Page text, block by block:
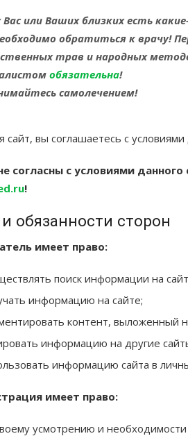
Вас или Ваших близких есть
обратиться к врачу!
трав и народных
обязательна!
самолечением!
сайт, вы соглашаетесь с
согласны с условиями
!
обязанности сторон
имеет право:
поиск информации на
информацию на сайте;
контент, выложенный
информацию на другие
информацию сайта в
имеет право:
усмотрению и